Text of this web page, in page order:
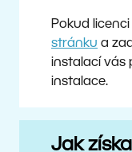
Pokud
stránku a
instalací vás
instalace.
Jak